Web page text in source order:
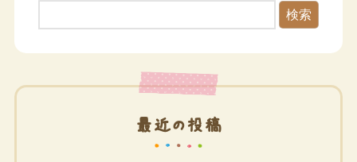
検索
最近の投稿